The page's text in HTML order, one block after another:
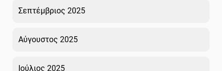
Σεπτέμβριος 2025
Αύγουστος 2025
Ιούλιος 2025